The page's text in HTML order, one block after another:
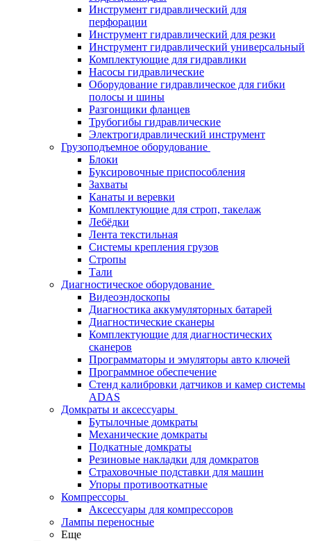
Инструмент гидравлический для
перфорации
Инструмент гидравлический для резки
Инструмент гидравлический универсальный
Комплектующие для гидравлики
Насосы гидравлические
Оборудование гидравлическое для гибки
полосы и шины
Разгонщики фланцев
Трубогибы гидравлические
Электрогидравлический инструмент
Грузоподъемное оборудование
Блоки
Буксировочные приспособления
Захваты
Канаты и веревки
Комплектующие для строп, такелаж
Лебёдки
Лента текстильная
Системы крепления грузов
Стропы
Тали
Диагностическое оборудование
Видеоэндоскопы
Диагностика аккумуляторных батарей
Диагностические сканеры
Комплектующие для диагностических
сканеров
Программаторы и эмуляторы авто ключей
Программное обеспечение
Стенд калибровки датчиков и камер системы
ADAS
Домкраты и аксессуары
Бутылочные домкраты
Механические домкраты
Подкатные домкраты
Резиновые накладки для домкратов
Страховочные подставки для машин
Упоры противооткатные
Компрессоры
Аксессуары для компрессоров
Лампы переносные
Еще